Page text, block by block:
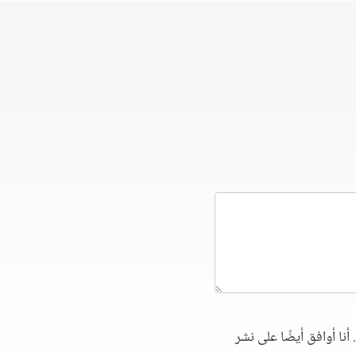
أنا أوافق أيضًا على نشر